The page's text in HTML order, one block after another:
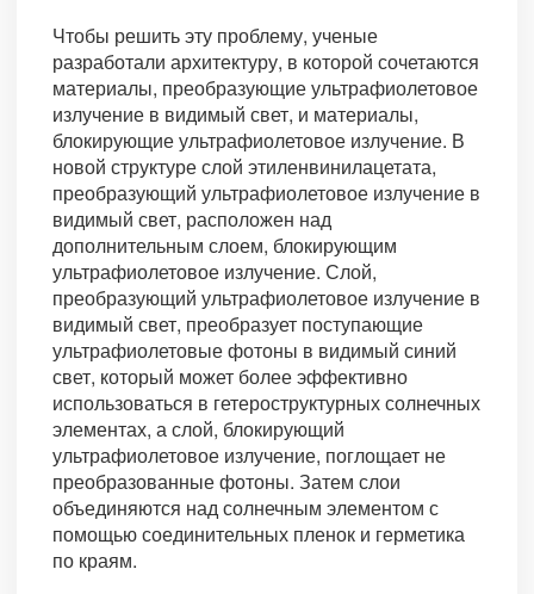
Чтобы решить эту проблему, ученые
разработали архитектуру, в которой сочетаются
материалы, преобразующие ультрафиолетовое
излучение в видимый свет, и материалы,
блокирующие ультрафиолетовое излучение. В
новой структуре слой этиленвинилацетата,
преобразующий ультрафиолетовое излучение в
видимый свет, расположен над
дополнительным слоем, блокирующим
ультрафиолетовое излучение. Слой,
преобразующий ультрафиолетовое излучение в
видимый свет, преобразует поступающие
ультрафиолетовые фотоны в видимый синий
свет, который может более эффективно
использоваться в гетероструктурных солнечных
элементах, а слой, блокирующий
ультрафиолетовое излучение, поглощает не
преобразованные фотоны. Затем слои
объединяются над солнечным элементом с
помощью соединительных пленок и герметика
по краям.